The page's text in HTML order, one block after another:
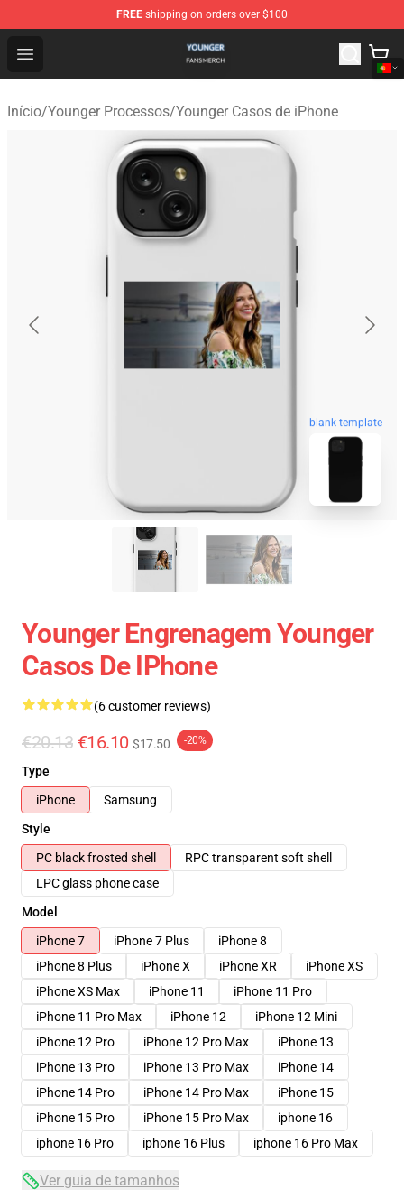
FREE shipping on orders over $100
Open menu
Younger Shop - Official Younger Merchandise Store
Início/Younger Processos/Younger Casos de iPhone
blank template
Younger Engrenagem Younger
Casos De IPhone
(6 customer reviews)
€20.13 €16.10 $17.50 -20%
Type
iPhone
Samsung
Style
PC black frosted shell
RPC transparent soft shell
LPC glass phone case
Model
iPhone 7
iPhone 7 Plus
iPhone 8
iPhone 8 Plus
iPhone X iPhone XR
iPhone XS
iPhone XS Max
iPhone 11
iPhone 11 Pro
iPhone 11 Pro Max
iPhone 12
iPhone 12 Mini
iPhone 12 Pro
iPhone 12 Pro Max
iPhone 13
iPhone 13 Pro
iPhone 13 Pro Max
iPhone 14
iPhone 14 Pro
iPhone 14 Pro Max
iPhone 15
iPhone 15 Pro
iPhone 15 Pro Max
iphone 16
iphone 16 Pro
iphone 16 Plus iphone 16 Pro Max
Ver guia de tamanhos